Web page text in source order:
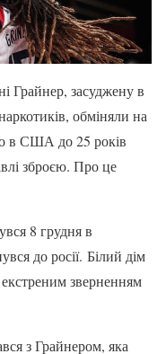
Грайнер, засуджену в
обміняли на
в США до 25 років
зброєю. Про це
8 грудня в
до росії. Білий дім
зверненням
з Грайнером, яка